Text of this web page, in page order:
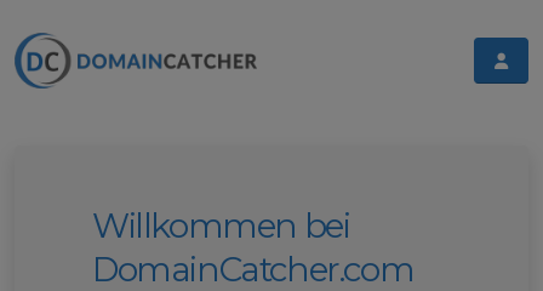
Willkommen bei
DomainCatcher.com